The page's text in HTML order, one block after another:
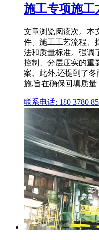
施工专项施工
文章浏览阅读次。本
件、施工工艺流程、
法和质量标准。强调
控制、分层压实的重
案。此外,还提到了
施,旨在确保回填质量
联系电话: 180 3780